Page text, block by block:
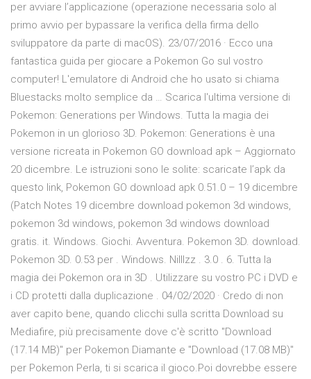
per avviare l’applicazione (operazione necessaria solo al
primo avvio per bypassare la verifica della firma dello
sviluppatore da parte di macOS). 23/07/2016 · Ecco una
fantastica guida per giocare a Pokemon Go sul vostro
computer! L'emulatore di Android che ho usato si chiama
Bluestacks molto semplice da … Scarica l'ultima versione di
Pokemon: Generations per Windows. Tutta la magia dei
Pokemon in un glorioso 3D. Pokemon: Generations è una
versione ricreata in Pokemon GO download apk – Aggiornato
20 dicembre. Le istruzioni sono le solite: scaricate l’apk da
questo link, Pokemon GO download apk 0.51.0 – 19 dicembre
(Patch Notes 19 dicembre download pokemon 3d windows,
pokemon 3d windows, pokemon 3d windows download
gratis. it. Windows. Giochi. Avventura. Pokemon 3D. download.
Pokemon 3D. 0.53 per . Windows. Nilllzz . 3.0 . 6. Tutta la
magia dei Pokemon ora in 3D . Utilizzare su vostro PC i DVD e
i CD protetti dalla duplicazione . 04/02/2020 · Credo di non
aver capito bene, quando clicchi sulla scritta Download su
Mediafire, più precisamente dove c'è scritto "Download
(17.14 MB)" per Pokemon Diamante e "Download (17.08 MB)"
per Pokemon Perla, ti si scarica il gioco.Poi dovrebbe essere